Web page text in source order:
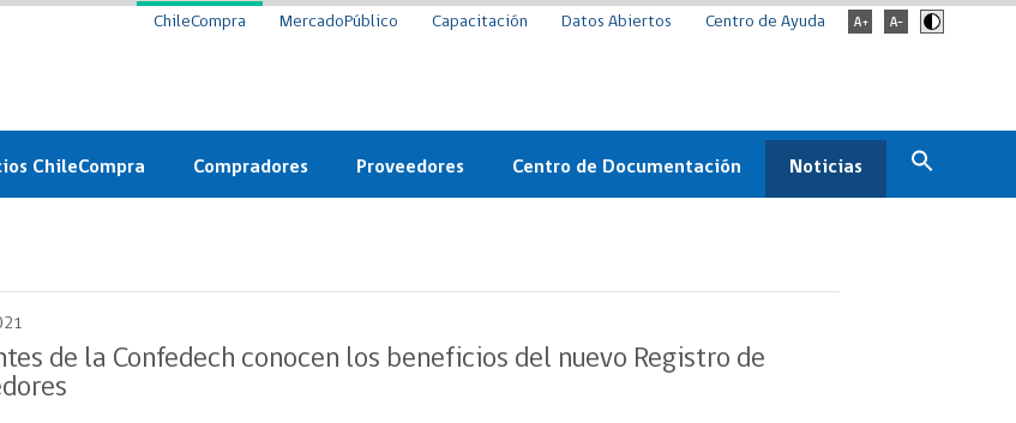
ChileCompra MercadoPúblico Capacitación Datos Abiertos Centro de Ayuda
ChileCompra
ChileCompra:
Compradores
Circular
Compra Ágil
Proveedores Centro de Documentación Noticias
Archivo de noticias
de la Confedech conocen los beneficios del nuevo Registro de